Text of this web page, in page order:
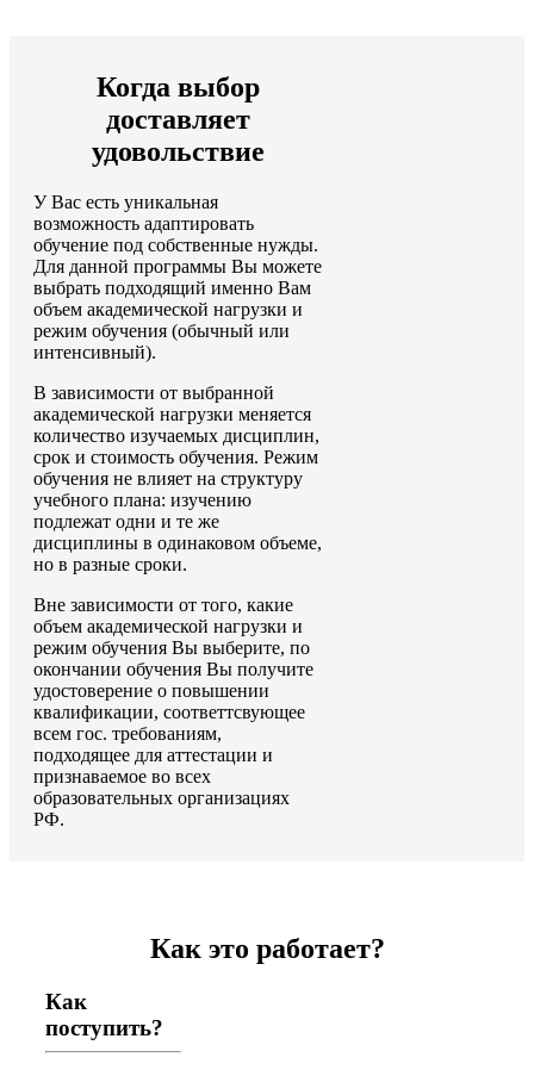
Когда выбор
доставляет
удовольствие
У Вас есть уникальная
возможность адаптировать
обучение под собственные нужды.
Для данной программы Вы можете
выбрать подходящий именно Вам
объем академической нагрузки и
режим обучения (обычный или
интенсивный).
В зависимости от выбранной
академической нагрузки меняется
количество изучаемых дисциплин,
срок и стоимость обучения. Режим
обучения не влияет на структуру
учебного плана: изучению
подлежат одни и те же
дисциплины в одинаковом объеме,
но в разные сроки.
Вне зависимости от того, какие
объем академической нагрузки и
режим обучения Вы выберите, по
окончании обучения Вы получите
удостоверение о повышении
квалификации, соответтсвующее
всем гос. требованиям,
подходящее для аттестации и
признаваемое во всех
образовательных организациях
РФ.
Как это работает?
Как
поступить?